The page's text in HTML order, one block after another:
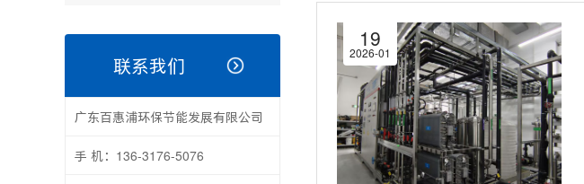
19
2026-01
联系我们
广东百惠浦环保节能发展有限公司
手 机：136-3176-5076